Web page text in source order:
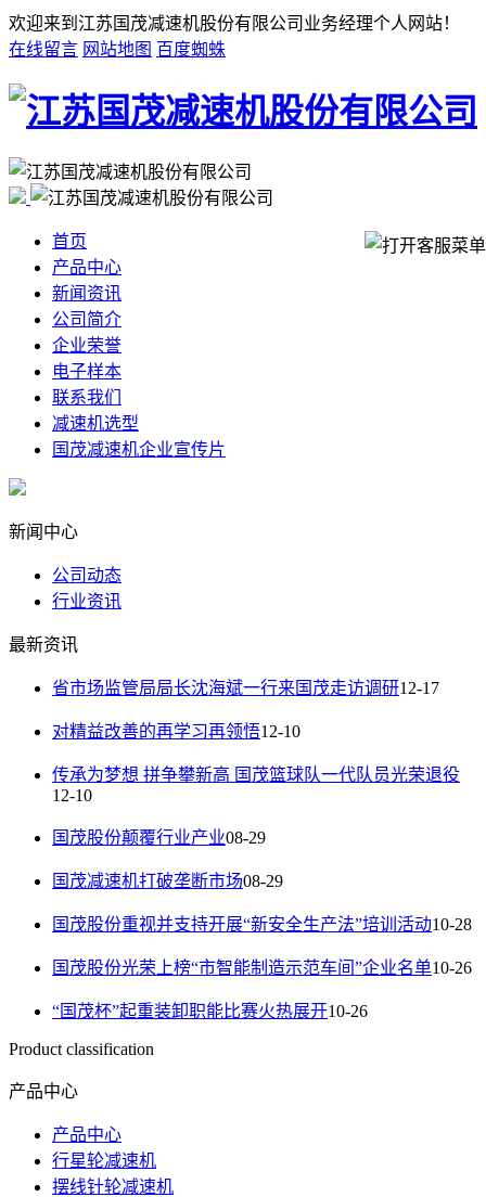
欢迎来到江苏国茂减速机股份有限公司业务经理个人网站！
在线留言 网站地图 百度蜘蛛
首页
产品中心
新闻资讯
公司简介
企业荣誉
电子样本
联系我们
减速机选型
国茂减速机企业宣传片
新闻中心
公司动态
行业资讯
最新资讯
省市场监管局局长沈海斌一行来国茂走访调研12-17
对精益改善的再学习再领悟12-10
传承为梦想 拼争攀新高 国茂篮球队一代队员光荣退役
12-10
国茂股份颠覆行业产业08-29
国茂减速机打破垄断市场08-29
国茂股份重视并支持开展“新安全生产法”培训活动10-28
国茂股份光荣上榜“市智能制造示范车间”企业名单10-26
“国茂杯”起重装卸职能比赛火热展开10-26
Product classification
产品中心
产品中心
行星轮减速机
摆线针轮减速机